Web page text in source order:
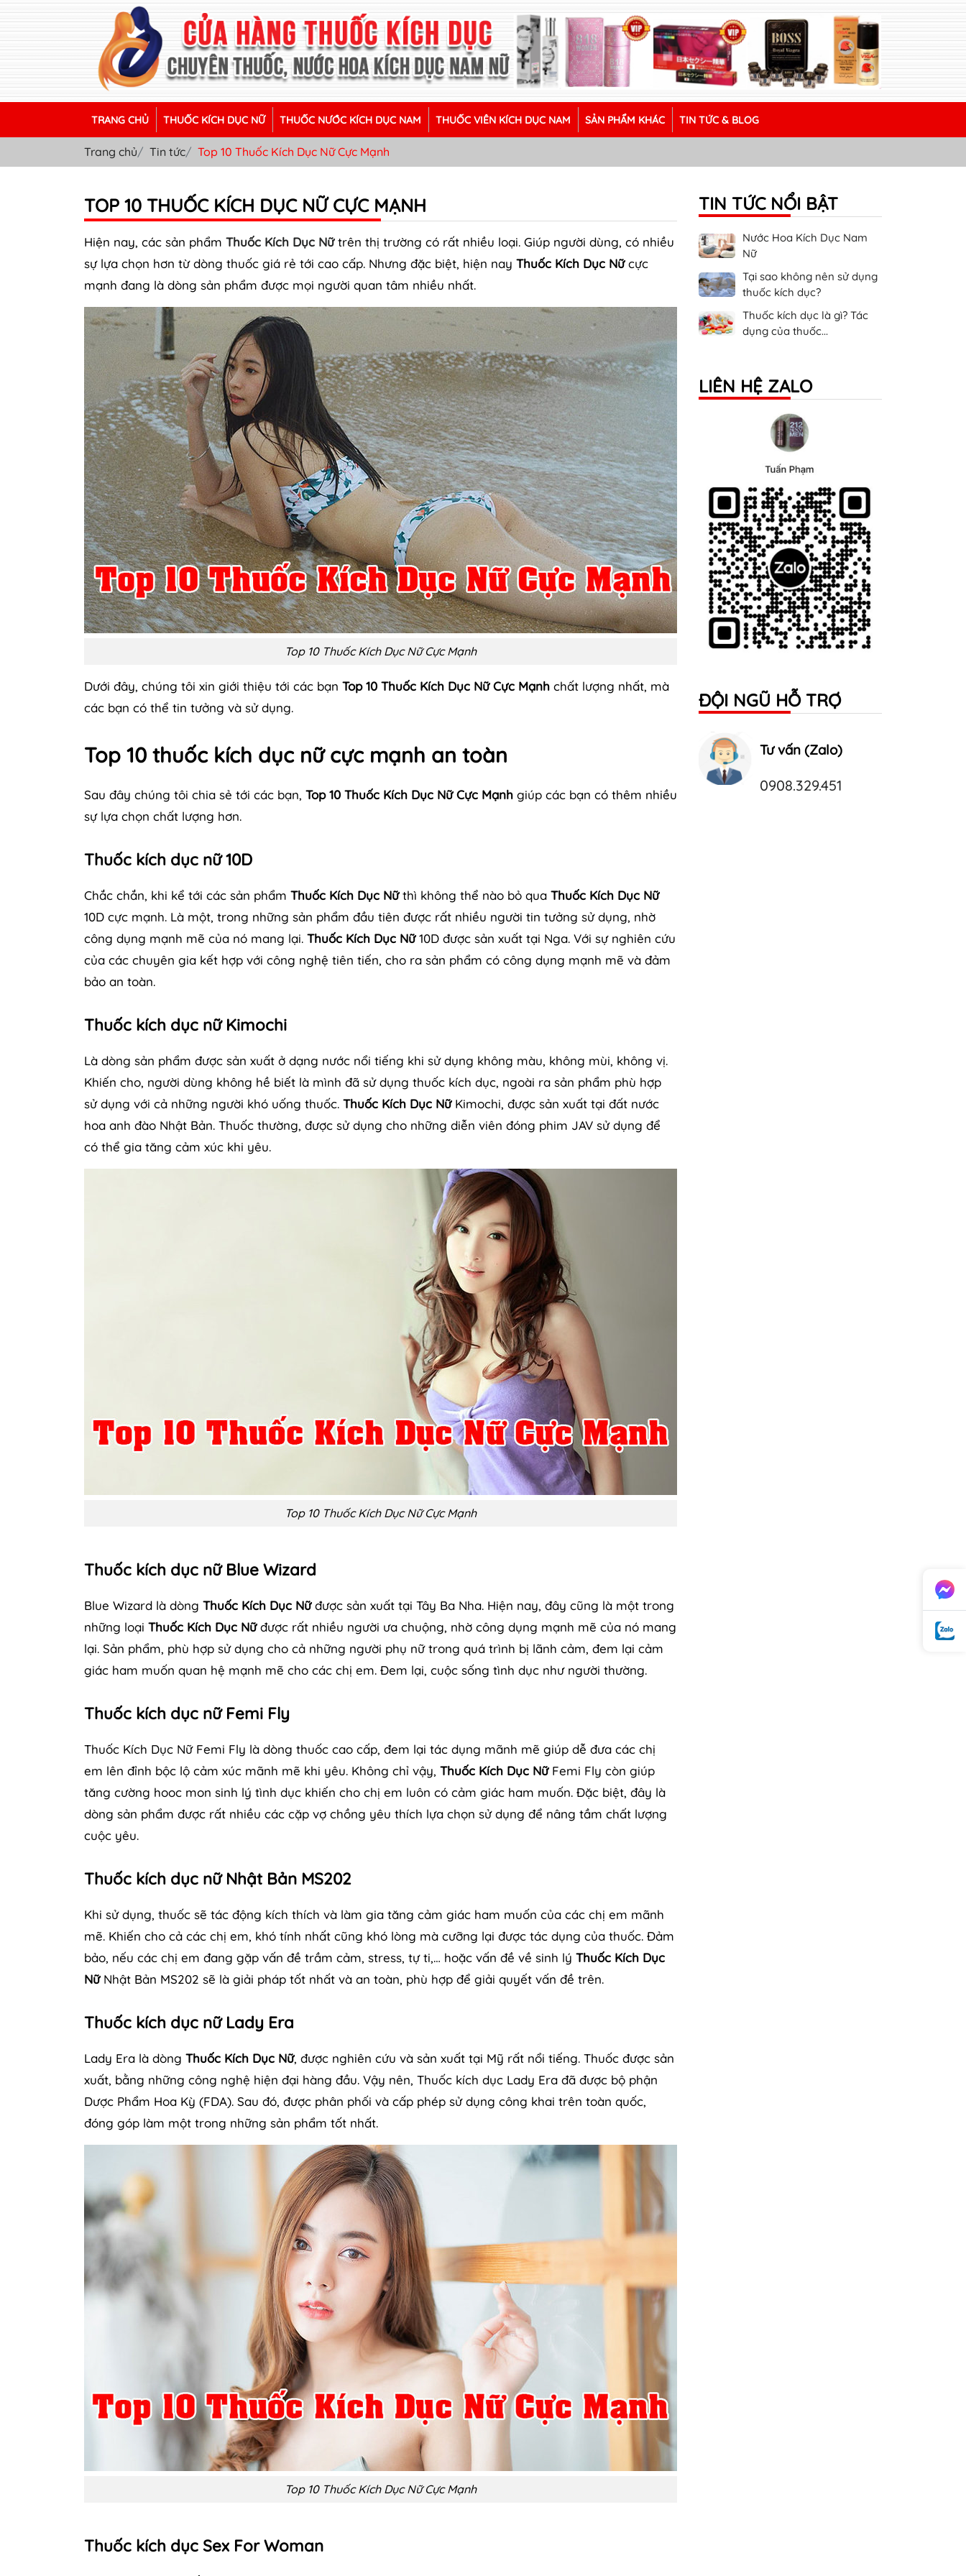
TRANG CHỦ THUỐC KÍCH DỤC NỮ THUỐC NƯỚC KÍCH DỤC NAM THUỐC VIÊN KÍCH DỤC NAM SẢN PHẨM KHÁC TIN TỨC & BLOG
Trang chủ Tin tức Top 10 Thuốc Kích Dục Nữ Cực Mạnh
TOP 10 THUỐC KÍCH DỤC NỮ CỰC MẠNH
Hiện nay, các sản phẩm Thuốc Kích Dục Nữ trên thị trường có rất nhiều loại. Giúp người dùng, có nhiều
sự lựa chọn hơn từ dòng thuốc giá rẻ tới cao cấp. Nhưng đặc biệt, hiện nay Thuốc Kích Dục Nữcực
mạnh đang là dòng sản phẩm được mọi người quan tâm nhiều nhất.
Top 10 Thuốc Kích Dục Nữ Cực Mạnh
Dưới đây, chúng tôi xin giới thiệu tới các bạn Top 10 Thuốc Kích Dục Nữ Cực Mạnh chất lượng nhất, mà
các bạn có thể tin tưởng và sử dụng.
Top 10 thuốc kích dục nữ cực mạnh an toàn
Sau đây chúng tôi chia sẻ tới các bạn, Top 10 Thuốc Kích Dục Nữ Cực Mạnh giúp các bạn có thêm nhiều
sự lựa chọn chất lượng hơn.
Thuốc kích dục nữ 10D
Chắc chắn, khi kể tới các sản phẩm Thuốc Kích Dục Nữthì không thể nào bỏ qua Thuốc Kích Dục Nữ
10D cực mạnh. Là một, trong những sản phẩm đầu tiên được rất nhiều người tin tưởng sử dụng, nhờ
công dụng mạnh mẽ của nó mang lại. Thuốc Kích Dục Nữ10D được sản xuất tại Nga. Với sự nghiên cứu
của các chuyên gia kết hợp với công nghệ tiên tiến, cho ra sản phẩm có công dụng mạnh mẽ và đảm
bảo an toàn.
Thuốc kích dục nữ Kimochi
Là dòng sản phẩm được sản xuất ở dạng nước nổi tiếng khi sử dụng không màu, không mùi, không vị.
Khiến cho, người dùng không hề biết là mình đã sử dụng thuốc kích dục, ngoài ra sản phẩm phù hợp
sử dụng với cả những người khó uống thuốc. Thuốc Kích Dục NữKimochi, được sản xuất tại đất nước
hoa anh đào Nhật Bản. Thuốc thường, được sử dụng cho những diễn viên đóng phim JAV sử dụng để
có thể gia tăng cảm xúc khi yêu.
Top 10 Thuốc Kích Dục Nữ Cực Mạnh
Thuốc kích dục nữ Blue Wizard
Blue Wizard là dòng Thuốc Kích Dục Nữđược sản xuất tại Tây Ba Nha. Hiện nay, đây cũng là một trong
những loại Thuốc Kích Dục Nữđược rất nhiều người ưa chuộng, nhờ công dụng mạnh mẽ của nó mang
lại. Sản phẩm, phù hợp sử dụng cho cả những người phụ nữ trong quá trình bị lãnh cảm, đem lại cảm
giác ham muốn quan hệ mạnh mẽ cho các chị em. Đem lại, cuộc sống tình dục như người thường.
Thuốc kích dục nữ Femi Fly
Thuốc Kích Dục Nữ Femi Fly là dòng thuốc cao cấp, đem lại tác dụng mãnh mẽ giúp dễ đưa các chị
em lên đỉnh bộc lộ cảm xúc mãnh mẽ khi yêu. Không chỉ vậy, Thuốc Kích Dục NữFemi Fly còn giúp
tăng cường hooc mon sinh lý tình dục khiến cho chị em luôn có cảm giác ham muốn. Đặc biệt, đây là
dòng sản phẩm được rất nhiều các cặp vợ chồng yêu thích lựa chọn sử dụng để nâng tầm chất lượng
cuộc yêu.
Thuốc kích dục nữ Nhật Bản MS202
Khi sử dụng, thuốc sẽ tác động kích thích và làm gia tăng cảm giác ham muốn của các chị em mãnh
mẽ. Khiến cho cả các chị em, khó tính nhất cũng khó lòng mà cưỡng lại được tác dụng của thuốc. Đảm
bảo, nếu các chị em đang gặp vấn đề trầm cảm, stress, tự ti,… hoặc vấn đề về sinh lý Thuốc Kích Dục
NữNhật Bản MS202 sẽ là giải pháp tốt nhất và an toàn, phù hợp để giải quyết vấn đề trên.
Thuốc kích dục nữ Lady Era
Lady Era là dòng Thuốc Kích Dục Nữ, được nghiên cứu và sản xuất tại Mỹ rất nổi tiếng. Thuốc được sản
xuất, bằng những công nghệ hiện đại hàng đầu. Vậy nên, Thuốc kích dục Lady Era đã được bộ phận
Dược Phẩm Hoa Kỳ (FDA). Sau đó, được phân phối và cấp phép sử dụng công khai trên toàn quốc,
đóng góp làm một trong những sản phẩm tốt nhất.
Top 10 Thuốc Kích Dục Nữ Cực Mạnh
Thuốc kích dục Sex For Woman
TIN TỨC NỔI BẬT
Nước Hoa Kích Dục Nam
Nữ
Tại sao không nên sử dụng
thuốc kích dục?
Thuốc kích dục là gì? Tác
dụng của thuốc...
LIÊN HỆ ZALO
ĐỘI NGŨ HỖ TRỢ
Tư vấn (Zalo)
0908.329.451